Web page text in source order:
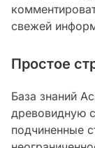
свежей
Простое
База знаний
древовидную
подчиненные